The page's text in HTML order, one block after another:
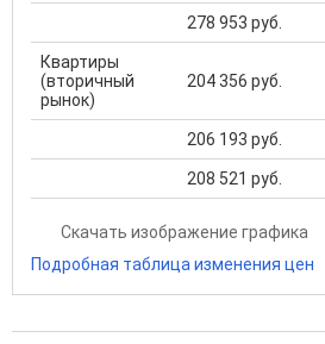
278 953 руб.
Квартиры
(вторичный
рынок)
204 356 руб.
206 193 руб.
208 521 руб.
Скачать изображение графика
Подробная таблица изменения цен